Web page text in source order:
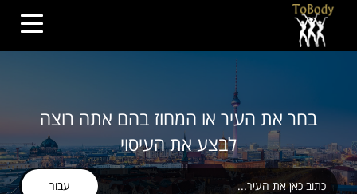
בחר את העיר או המחוז בהם אתה רוצה
לבצע את העיסוי
עבור